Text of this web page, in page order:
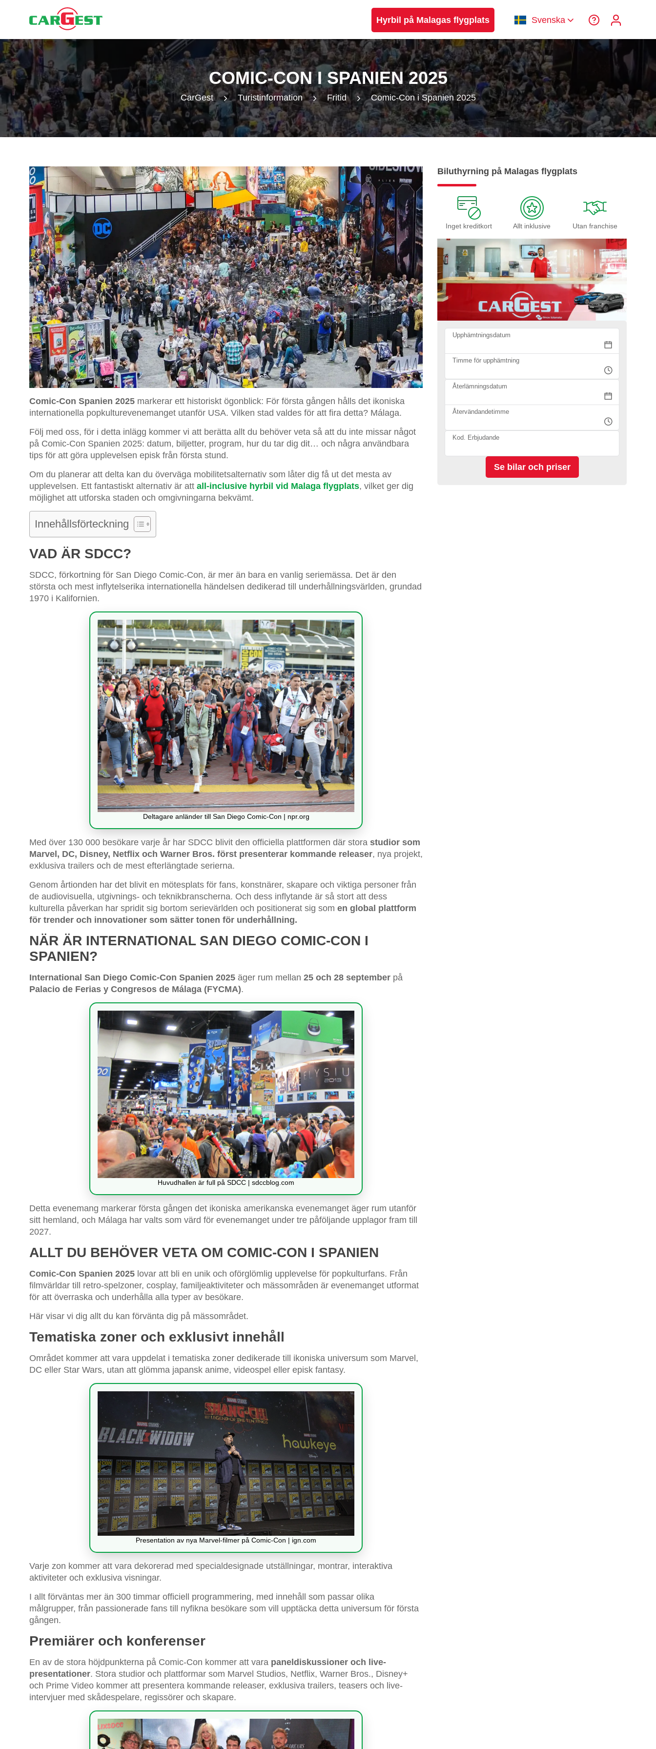
Hyrbil på Malagas flygplats Svenska
COMIC-CON I SPANIEN 2025
CarGest Turistinformation Fritid Comic-Con i Spanien 2025
Comic-Con Spanien 2025 markerar ett historiskt ögonblick: För första gången hålls det ikoniska
internationella popkulturevenemanget utanför USA. Vilken stad valdes för att fira detta? Málaga.
Följ med oss, för i detta inlägg kommer vi att berätta allt du behöver veta så att du inte missar något
på Comic-Con Spanien 2025: datum, biljetter, program, hur du tar dig dit… och några användbara
tips för att göra upplevelsen episk från första stund.
Om du planerar att delta kan du överväga mobilitetsalternativ som låter dig få ut det mesta av
upplevelsen. Ett fantastiskt alternativ är att all-inclusive hyrbil vid Malaga flygplats, vilket ger dig
möjlighet att utforska staden och omgivningarna bekvämt.
Innehållsförteckning
VAD ÄR SDCC?
SDCC, förkortning för San Diego Comic-Con, är mer än bara en vanlig seriemässa. Det är den
största och mest inflytelserika internationella händelsen dedikerad till underhållningsvärlden, grundad
1970 i Kalifornien.
Deltagare anländer till San Diego Comic-Con | npr.org
Med över 130 000 besökare varje år har SDCC blivit den officiella plattformen där stora studior som
Marvel, DC, Disney, Netflix och Warner Bros. först presenterar kommande releaser, nya projekt,
exklusiva trailers och de mest efterlängtade serierna.
Genom årtionden har det blivit en mötesplats för fans, konstnärer, skapare och viktiga personer från
de audiovisuella, utgivnings- och teknikbranscherna. Och dess inflytande är så stort att dess
kulturella påverkan har spridit sig bortom serievärlden och positionerat sig som en global plattform
för trender och innovationer som sätter tonen för underhållning.
NÄR ÄR INTERNATIONAL SAN DIEGO COMIC-CON I
SPANIEN?
International San Diego Comic-Con Spanien 2025 äger rum mellan 25 och 28 september på
Palacio de Ferias y Congresos de Málaga (FYCMA).
Huvudhallen är full på SDCC | sdccblog.com
Detta evenemang markerar första gången det ikoniska amerikanska evenemanget äger rum utanför
sitt hemland, och Málaga har valts som värd för evenemanget under tre påföljande upplagor fram till
2027.
ALLT DU BEHÖVER VETA OM COMIC-CON I SPANIEN
Comic-Con Spanien 2025 lovar att bli en unik och oförglömlig upplevelse för popkulturfans. Från
filmvärldar till retro-spelzoner, cosplay, familjeaktiviteter och mässområden är evenemanget utformat
för att överraska och underhålla alla typer av besökare.
Här visar vi dig allt du kan förvänta dig på mässområdet.
Tematiska zoner och exklusivt innehåll
Området kommer att vara uppdelat i tematiska zoner dedikerade till ikoniska universum som Marvel,
DC eller Star Wars, utan att glömma japansk anime, videospel eller episk fantasy.
Presentation av nya Marvel-filmer på Comic-Con | ign.com
Varje zon kommer att vara dekorerad med specialdesignade utställningar, montrar, interaktiva
aktiviteter och exklusiva visningar.
I allt förväntas mer än 300 timmar officiell programmering, med innehåll som passar olika
målgrupper, från passionerade fans till nyfikna besökare som vill upptäcka detta universum för första
gången.
Premiärer och konferenser
En av de stora höjdpunkterna på Comic-Con kommer att vara paneldiskussioner och live-
presentationer. Stora studior och plattformar som Marvel Studios, Netflix, Warner Bros., Disney+
och Prime Video kommer att presentera kommande releaser, exklusiva trailers, teasers och live-
intervjuer med skådespelare, regissörer och skapare.
Biluthyrning på Malagas flygplats
Inget kreditkort Allt inklusive Utan franchise
Upphämtningsdatum
Timme för upphämtning
Återlämningsdatum
Återvändandetimme
Kod. Erbjudande